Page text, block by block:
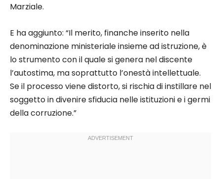
Marziale.
E ha aggiunto: “Il merito, finanche inserito nella
denominazione ministeriale insieme ad istruzione, è
lo strumento con il quale si genera nel discente
l’autostima, ma soprattutto l’onestà intellettuale.
Se il processo viene distorto, si rischia di instillare nel
soggetto in divenire sfiducia nelle istituzioni e i germi
della corruzione.”